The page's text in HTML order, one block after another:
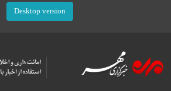
Desktop version